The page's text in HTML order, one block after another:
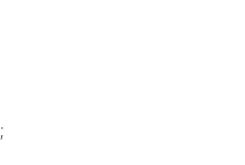
;